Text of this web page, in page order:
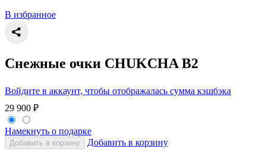
В избранное
Снежные очки CHUKCHA В2
Войдите в аккаунт, чтобы отображалась сумма кэшбэка
29 900 ₽
Намекнуть о подарке
Добавить в корзину Добавить в корзину